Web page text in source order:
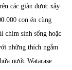
các giàn được xây
con én cùng
chim sinh sống hoặc
những thích ngắm
nước Watarase